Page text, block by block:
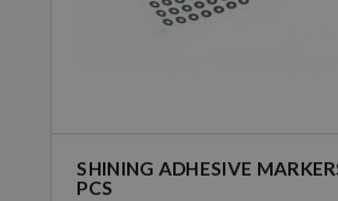
SHINING ADHESIVE
PCS